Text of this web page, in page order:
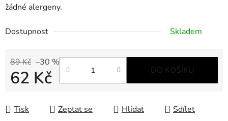
žádné alergeny.
Dostupnost Skladem
89 Kč –30 %
62 Kč DO KOŠÍKU
Tisk Zeptat se Hlídat Sdílet